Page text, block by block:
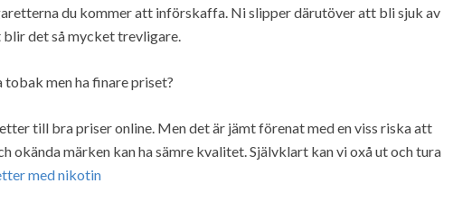
du kommer att införskaffa. Ni slipper därutöver att bli sjuk av
det så mycket trevligare.
tobak men ha finare priset?
till bra priser online. Men det är jämt förenat med en viss riska att
okända märken kan ha sämre kvalitet. Självklart kan vi oxå ut och tura
med nikotin